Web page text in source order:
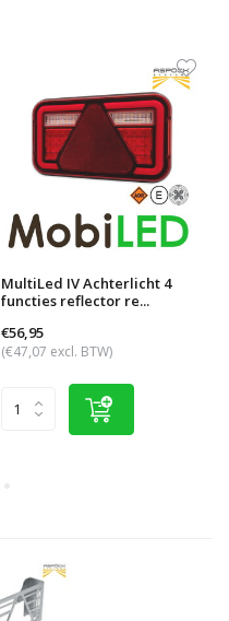
MultiLed IV Achterlicht 4
functies reflector re...
€56,95
(€47,07 excl. BTW)